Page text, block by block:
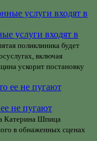
услуги входят в
поликлиника будет
включая
ускорит постановку
не пугают
Катерина Шпица
в обнаженных сценах